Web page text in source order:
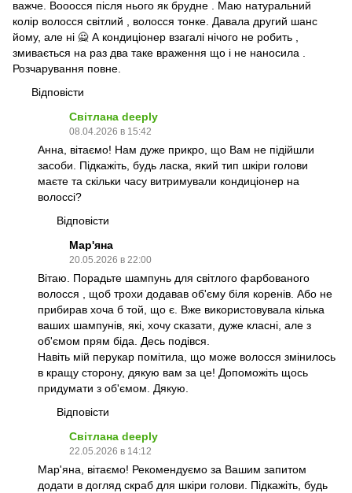
важче. Вооосся після нього як брудне . Маю натуральний
колір волосся світлий , волосся тонке. Давала другий шанс
йому, але ні 🙅 А кондиціонер взагалі нічого не робить ,
змивається на раз два таке враження що і не наносила .
Розчарування повне.
Відповісти
Світлана deeply
08.04.2026 в 15:42
Анна, вітаємо! Нам дуже прикро, що Вам не підійшли
засоби. Підкажіть, будь ласка, який тип шкіри голови
маєте та скільки часу витримували кондиціонер на
волоссі?
Відповісти
Мар'яна
20.05.2026 в 22:00
Вітаю. Порадьте шампунь для світлого фарбованого
волосся , щоб трохи додавав об'єму біля коренів. Або не
прибирав хоча б той, що є. Вже використовувала кілька
ваших шампунів, які, хочу сказати, дуже класні, але з
об'ємом прям біда. Десь подівся.
Навіть мій перукар помітила, що може волосся змінилось
в кращу сторону, дякую вам за це! Допоможіть щось
придумати з об'ємом. Дякую.
Відповісти
Світлана deeply
22.05.2026 в 14:12
Мар'яна, вітаємо! Рекомендуємо за Вашим запитом
додати в догляд скраб для шкіри голови. Підкажіть, будь